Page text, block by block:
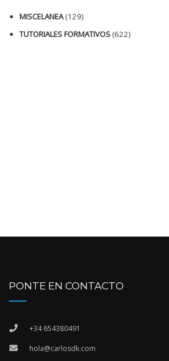
MISCELANEA(129)
TUTORIALES FORMATIVOS(622)
PONTE EN CONTACTO
+34 654380491
hola@carlosdk.com